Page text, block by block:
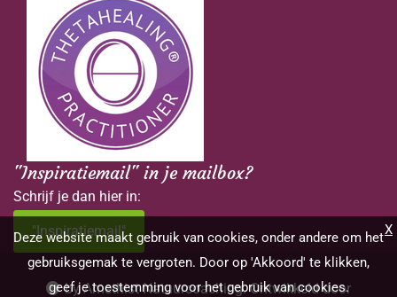
"Inspiratiemail" in je mailbox?
Schrijf je dan hier in:
"Inspiratiemail"
by Amethist Natuurcoaching. Ontwikkeld door
Deze website maakt gebruik van cookies, onder andere om het
gebruiksgemak te vergroten. Door op 'Akkoord' te klikken,
geef je toestemming voor het gebruik van cookies.
X